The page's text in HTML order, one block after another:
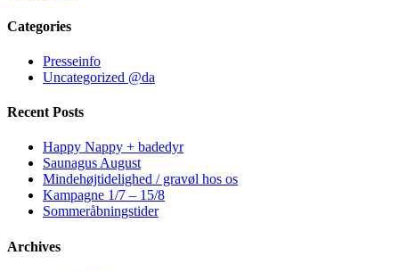
Categories
Presseinfo
Uncategorized @da
Recent Posts
Happy Nappy + badedyr
Saunagus August
Mindehøjtidelighed / gravøl hos os
Kampagne 1/7 – 15/8
Sommeråbningstider
Archives